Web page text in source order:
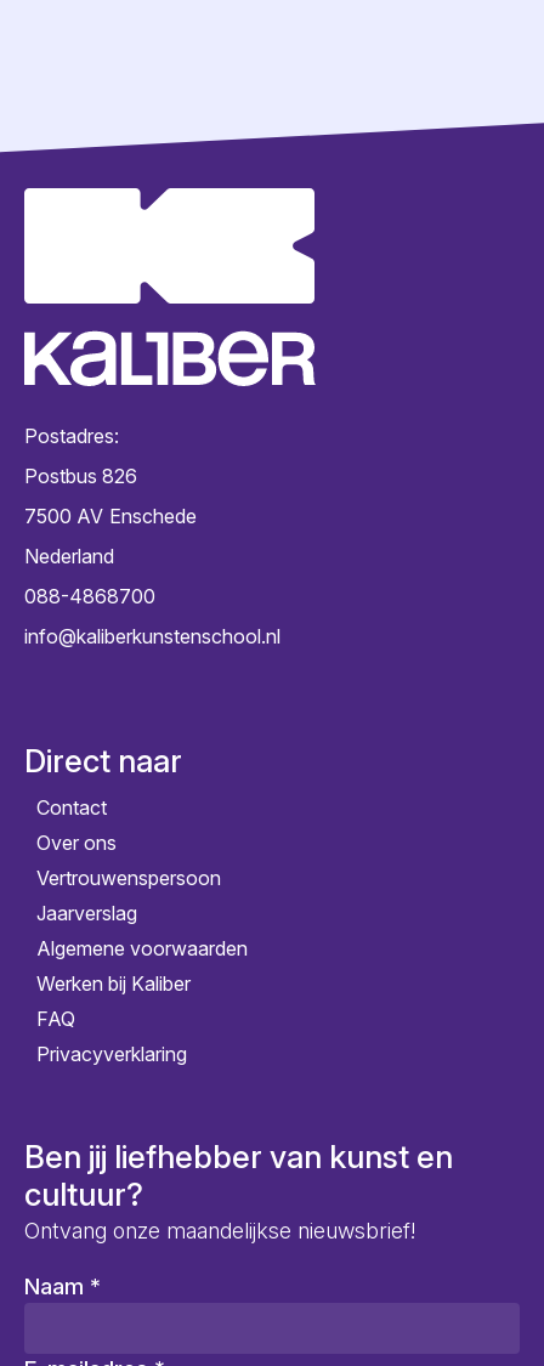
Postadres:
Postbus 826
7500 AV Enschede
Nederland
088-4868700
info@kaliberkunstenschool.nl
Direct naar
Contact
Over ons
Vertrouwenspersoon
Jaarverslag
Algemene voorwaarden
Werken bij Kaliber
FAQ
Privacyverklaring
Ben jij liefhebber van kunst en
cultuur?
Ontvang onze maandelijkse nieuwsbrief!
Naam *